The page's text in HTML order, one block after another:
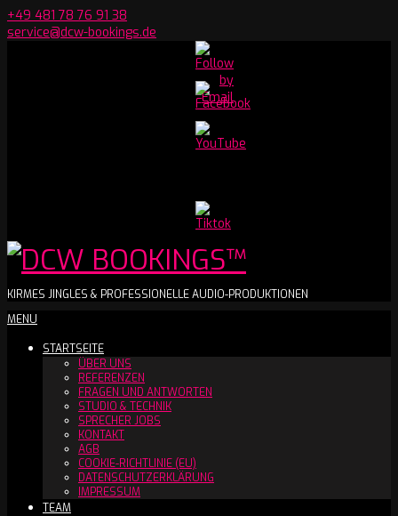
Skip
to
+49 481 78 76 91 38
service@dcw-bookings.de
Youtube
Channel
DCW
BOOKINGS™
KIRMES JINGLES & PROFESSIONELLE AUDIO-PRODUKTIONEN
Secondary
Menu
MENU
STARTSEITE
ÜBER UNS
REFERENZEN
FRAGEN UND ANTWORTEN
STUDIO & TECHNIK
SPRECHER JOBS
KONTAKT
AGB
COOKIE-RICHTLINIE (EU)
DATENSCHUTZERKLÄRUNG
IMPRESSUM
TEAM